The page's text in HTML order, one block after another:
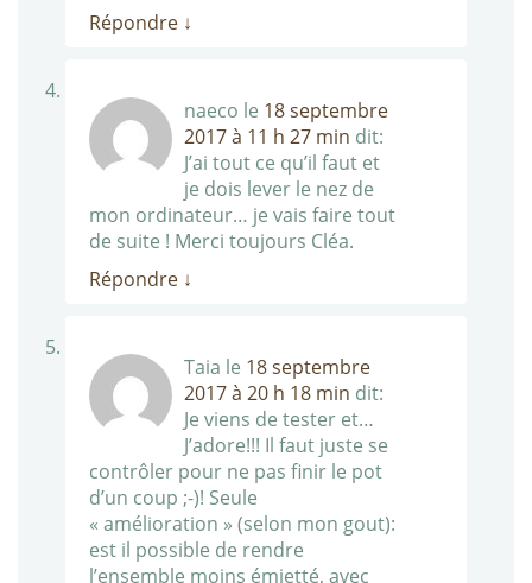
Répondre ↓
naeco le 18 septembre
2017 à 11 h 27 min dit:
J’ai tout ce qu’il faut et
je dois lever le nez de
mon ordinateur… je vais faire tout
de suite ! Merci toujours Cléa.
Répondre ↓
Taia le 18 septembre
2017 à 20 h 18 min dit:
Je viens de tester et…
J’adore!!! Il faut juste se
contrôler pour ne pas finir le pot
d’un coup ;-)! Seule
« amélioration » (selon mon gout):
est il possible de rendre
l’ensemble moins émietté, avec